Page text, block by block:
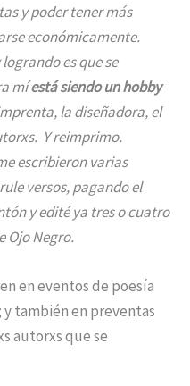
y poder tener más
económicamente.
es que se
míestá siendo un hobby
la diseñadora, el
Y reimprimo.
escribieron varias
versos, pagando el
y edité ya tres o cuatro
Ojo Negro.
en eventos de poesía
también en preventas
autorxs que se